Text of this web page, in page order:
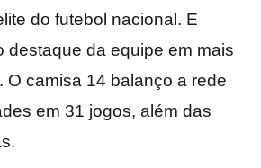
do futebol nacional. E
destaque da equipe em mais
O camisa 14 balanço a rede
em 31 jogos, além das